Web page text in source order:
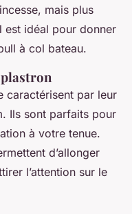
mais plus
idéal pour donner
à col bateau.
caractérisent par leur
Ils sont parfaits pour
à votre tenue.
d’allonger
l’attention sur le